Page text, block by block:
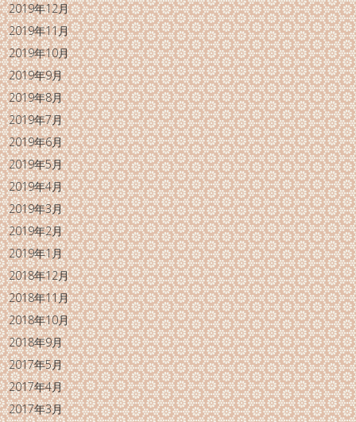
2019年12月
2019年11月
2019年10月
2019年9月
2019年8月
2019年7月
2019年6月
2019年5月
2019年4月
2019年3月
2019年2月
2019年1月
2018年12月
2018年11月
2018年10月
2018年9月
2017年5月
2017年4月
2017年3月